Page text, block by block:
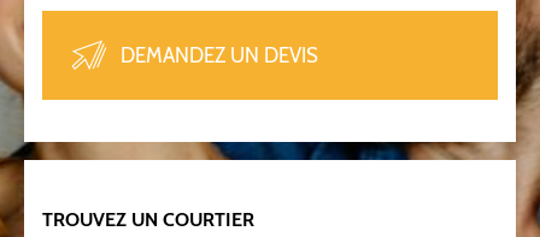
DEMANDEZ UN DEVIS
TROUVEZ UN COURTIER